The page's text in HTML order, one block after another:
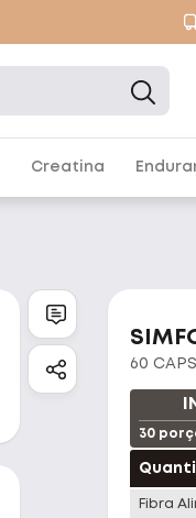
Creatina
60 CAPS
30
Fibra